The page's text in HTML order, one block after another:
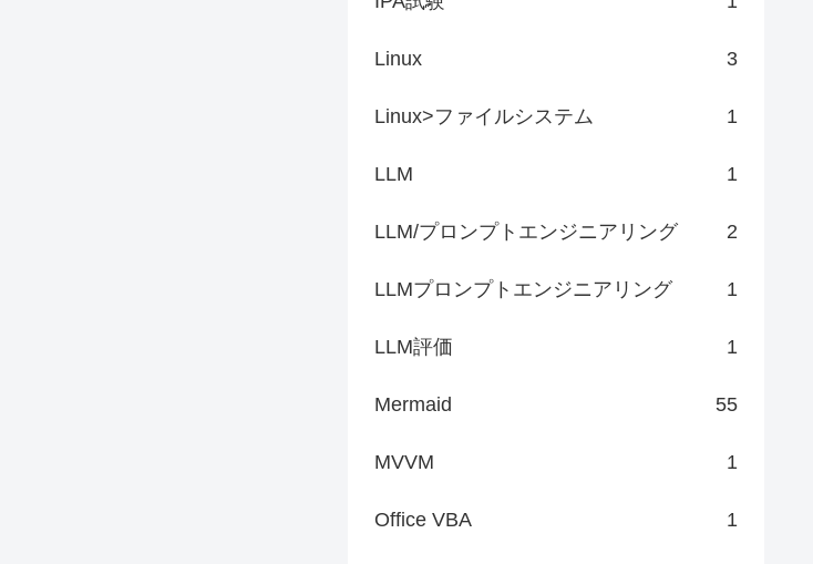
Linux 3
Linux>ファイルシステム 1
LLM 1
LLM/プロンプトエンジニアリング 2
LLMプロンプトエンジニアリング 1
LLM評価 1
Mermaid 55
MVVM 1
Office VBA 1